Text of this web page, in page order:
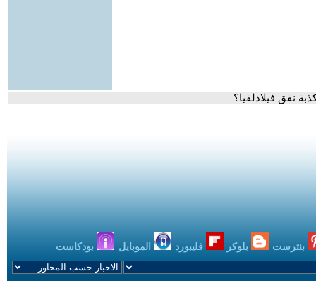
نفق فيلادلفيا؟
بنترست بلوكر فليبورد الموبايل بودكاست